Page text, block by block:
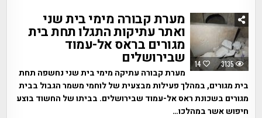
14 3135
מערת קבורה מימי בית שני
ואתר עתיקות התגלו תחת בית
מגורים בראס אל-עמוד
שבירושלים
מערת קבורה עתיקה מימי בית שני נחשפה תחת
בית מגורים, במהלך פעילות מבצעית של לוחמי משמר הגבול בבית
מגורים בשכונת ראס אל-עמוד שבירושלים. בביתו של החשוד בוצע
חיפוש אשר במהלכו…